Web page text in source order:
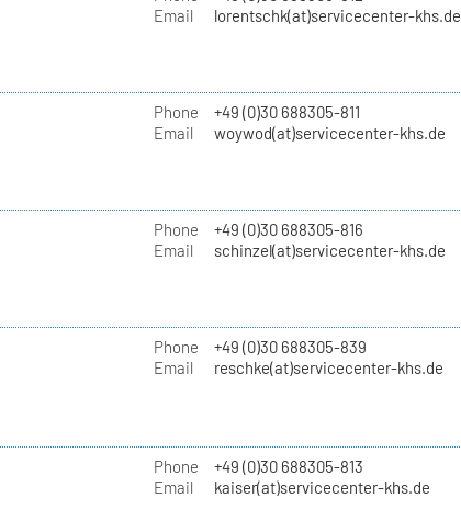
Email
lorentschk(at)servicecenter-khs.de
Phone
+49 (0)30 688305-811
Email
woywod(at)servicecenter-khs.de
Phone
+49 (0)30 688305-816
Email
schinzel(at)servicecenter-khs.de
Phone
+49 (0)30 688305-839
Email
reschke(at)servicecenter-khs.de
Phone
+49 (0)30 688305-813
Email
kaiser(at)servicecenter-khs.de